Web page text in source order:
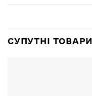
СУПУТНІ ТОВАРИ